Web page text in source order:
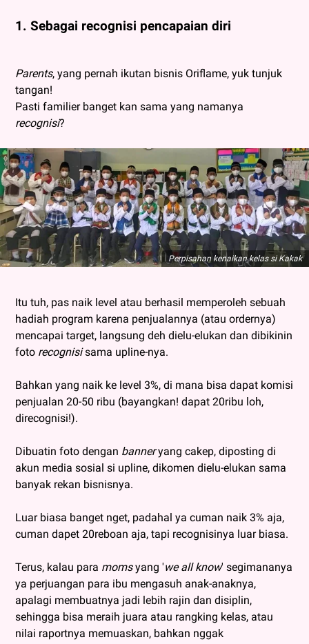
1. Sebagai recognisi pencapaian diri
Parents, yang pernah ikutan bisnis Oriflame, yuk tunjuk
tangan!
Pasti familier banget kan sama yang namanya
recognisi?
Perpisahan kenaikan kelas si Kakak
Itu tuh, pas naik level atau berhasil memperoleh sebuah
hadiah program karena penjualannya (atau ordernya)
mencapai target, langsung deh dielu-elukan dan dibikinin
foto recognisisama upline-nya.
Bahkan yang naik ke level 3%, di mana bisa dapat komisi
penjualan 20-50 ribu (bayangkan! dapat 20ribu loh,
direcognisi!).
Dibuatin foto dengan banneryang cakep, diposting di
akun media sosial si upline, dikomen dielu-elukan sama
banyak rekan bisnisnya.
Luar biasa banget nget, padahal ya cuman naik 3% aja,
cuman dapet 20reboan aja, tapi recognisinya luar biasa.
Terus, kalau para momsyang 'we all know' segimananya
ya perjuangan para ibu mengasuh anak-anaknya,
apalagi membuatnya jadi lebih rajin dan disiplin,
sehingga bisa meraih juara atau rangking kelas, atau
nilai raportnya memuaskan, bahkan nggak